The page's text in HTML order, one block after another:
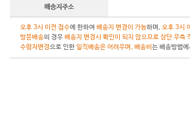
배송지주소
오후 3시 이전 접수에 한하여 배송지 변경이 가능하며, 오후 3시
방문배송의 경우 배송지 변경시 확인이 되지 않으므로 상단 우측
수령자변경으로 인한 일직배송은 어려우며, 배송비 는 배송방법